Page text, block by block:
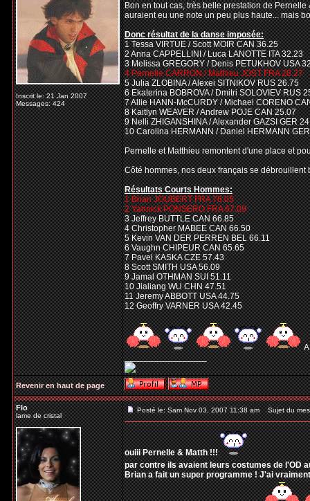
Inscrit le: 21 Jan 2007
Messages: 424
Bon en tout cas, très belle prestation de
auraient eu une note un peu plus haute... mais
Donc résultat de la danse imposée:
1 Tessa VIRTUE / Scott MOIR CAN 36.25
2 Anna CAPPELLINI / Luca LANOTTE ITA 32.23
3 Melissa GREGORY / Denis PETUKHOV USA
4 Pernelle CARRON / Mathieu JOST FRA 28.27
5 Julia ZLOBINA / Alexei SITNIKOV RUS 26.75
6 Ekaterina BOBROVA / Dmitri SOLOVIEV RUS
7 Allie HANN-McCURDY / Michael CORENO
8 Kaitlyn WEAVER / Andrew POJE CAN 25.07
9 Nelli ZHIGANSHINA / Alexander GAZSI GER
10 Carolina HERMANN / Daniel HERMANN
Pernelle et Matthieu remontent d'une place et
Côté hommes, nos deux français se
Résultats Courts Hommes:
1 Brian JOUBERT FRA 78.05
2 Yannick PONSERO FRA 67.09
3 Jeffrey BUTTLE CAN 66.85
4 Christopher MABEE CAN 66.50
5 Kevin VAN DER PERREN BEL 66.11
6 Vaughn CHIPEUR CAN 65.65
7 Pavel KASKA CZE 57.43
8 Scott SMITH USA 56.09
9 Jamal OTHMAN SUI 51.11
10 Jialiang WU CHN 47.51
11 Jeremy ABBOTT USA 44.75
12 Geoffry VARNER USA 42.45
_________________
Revenir en haut de page
Flo
lame de cristal
Posté le: Sam Nov 03, 2007 11:38 am Sujet du
ouiii Pernelle & Matth !!!
par contre ils avaient leurs costumes de l'OD
Brian a fait un super programme ! J'ai